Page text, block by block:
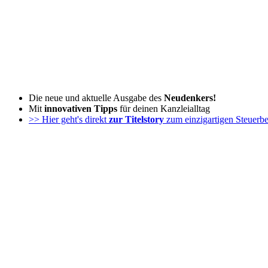
Die neue und aktuelle Ausgabe des Neudenkers!
Mit innovativen Tipps für deinen Kanzleialltag
>> Hier geht's direkt zur Titelstory zum einzigartigen